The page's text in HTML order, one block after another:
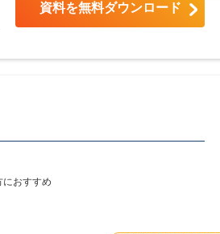
資料を無料ダウンロード
におすすめ